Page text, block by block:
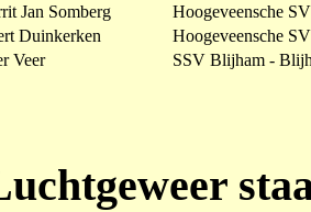
Jan Somberg
Hoogeveensche
Duinkerken
Hoogeveensche
Veer SSV Blijham -